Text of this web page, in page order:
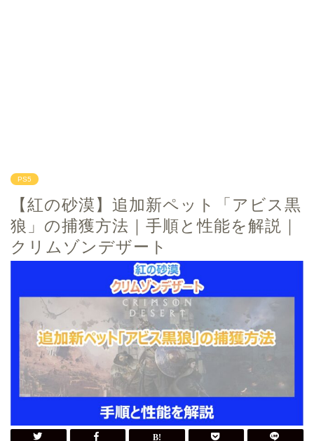
PS5
【紅の砂漠】追加新ペット「アビス黒
狼」の捕獲方法｜手順と性能を解説｜
クリムゾンデザート